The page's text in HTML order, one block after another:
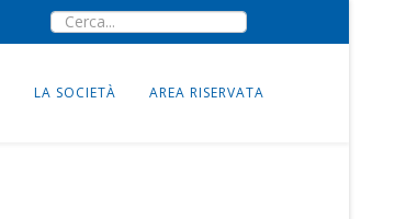
LA SOCIETÀ AREA RISERVATA